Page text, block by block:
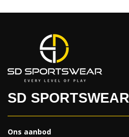
SD SPORTSWEAR
Ons aanbod